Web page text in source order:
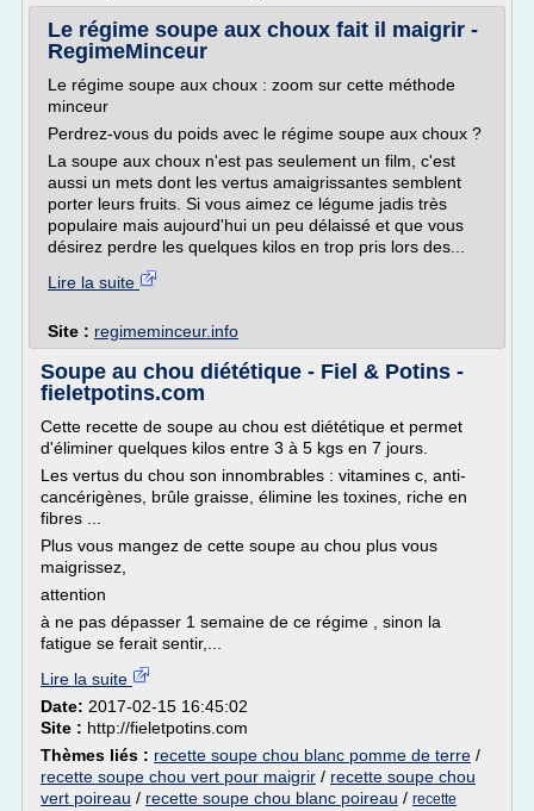
Le régime soupe aux choux fait il maigrir -
RegimeMinceur
Le régime soupe aux choux : zoom sur cette méthode
minceur
Perdrez-vous du poids avec le régime soupe aux choux ?
La soupe aux choux n'est pas seulement un film, c'est
aussi un mets dont les vertus amaigrissantes semblent
porter leurs fruits. Si vous aimez ce légume jadis très
populaire mais aujourd'hui un peu délaissé et que vous
désirez perdre les quelques kilos en trop pris lors des...
Lire la suite
Site : regimeminceur.info
Soupe au chou diététique - Fiel & Potins -
fieletpotins.com
Cette recette de soupe au chou est diététique et permet
d'éliminer quelques kilos entre 3 à 5 kgs en 7 jours.
Les vertus du chou son innombrables : vitamines c, anti-
cancérigènes, brûle graisse, élimine les toxines, riche en
fibres ...
Plus vous mangez de cette soupe au chou plus vous
maigrissez,
attention
à ne pas dépasser 1 semaine de ce régime , sinon la
fatigue se ferait sentir,...
Lire la suite
Date: 2017-02-15 16:45:02
Site : http://fieletpotins.com
Thèmes liés : recette soupe chou blanc pomme de terre /
recette soupe chou vert pour maigrir / recette soupe chou
vert poireau / recette soupe chou blanc poireau / recette